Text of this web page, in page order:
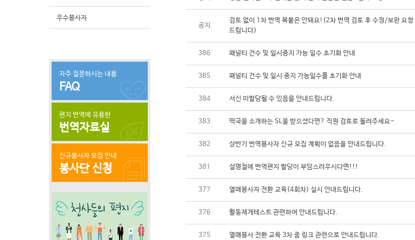
우수봉사자
자주 질문하시는 내용
FAQ
편지 번역에 유용한
번역자료실
신규봉사자 모집 안내
봉사단 신청
공지
검토 없이 1차 번역 복붙은 안돼요!(2차 번역 검토 후 수정/보완 요청
드립니다)
386 패널티 건수 및 일시중지 가능 일수 초기화 안내
385 패널티 건수 및 일시 중지 가능일수를 초기화 안내
384 서신 미할당될 수 있음을 안내드립니다.
383 떡국을 소개하는 SL을 받으셨다면? 직원 검토로 돌려주세요~
382 상반기 번역봉사자 신규 모집 계획이 없음을 안내드립니다.
381 설명절에 번역편지 할당이 부담스러우시다면!!!
377 열매봉사자 전환 교육(4회차) 실시 안내드립니다.
376 활동재개테스트 관련하여 안내드립니다.
375 열매봉사 전환 교육 3차 줌 링크 관련으로 안내드립니다.